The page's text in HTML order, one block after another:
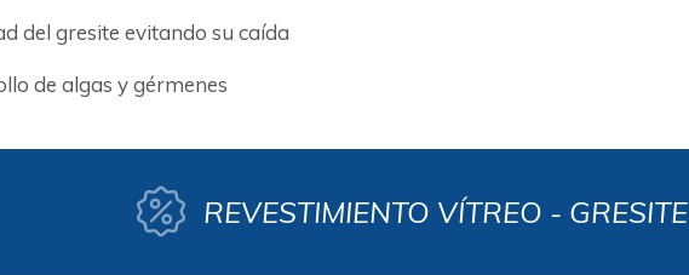
del gresite evitando su caída
de algas y gérmenes
REVESTIMIENTO VÍTREO - GRESITE